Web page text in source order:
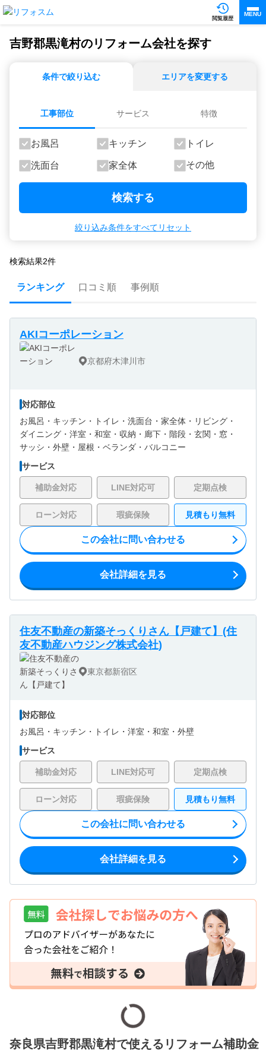
閲覧履歴
MENU
吉野郡黒滝村のリフォーム会社を探す
条件で絞り込む エリアを変更する
工事部位 サービス 特徴
お風呂 キッチン トイレ
洗面台 家全体 その他
検索する
絞り込み条件をすべてリセット
検索結果2件
ランキング 口コミ順 事例順
AKIコーポレーション
京都府木津川市
対応部位
お風呂・ キッチン・ トイレ・ 洗面台・ 家全体・ リビング・
ダイニング・ 洋室・ 和室・ 収納・ 廊下・ 階段・ 玄関・ 窓・
サッシ・ 外壁・ 屋根・ ベランダ・バルコニー
サービス
補助金対応 LINE対応可 定期点検
ローン対応 瑕疵保険 見積もり無料
この会社に問い合わせる
会社詳細を見る
住友不動産の新築そっくりさん【戸建て】(住
友不動産ハウジング株式会社)
東京都新宿区
対応部位
お風呂・ キッチン・ トイレ・ 洋室・ 和室・ 外壁
サービス
補助金対応 LINE対応可 定期点検
ローン対応 瑕疵保険 見積もり無料
この会社に問い合わせる
会社詳細を見る
奈良県吉野郡黒滝村で使えるリフォーム補助金